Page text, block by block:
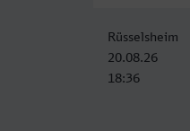
Rüsselsheim
20.08.26
18:36